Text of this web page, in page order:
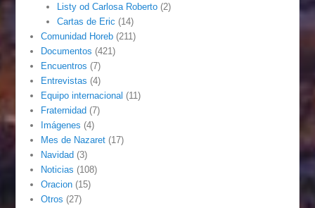
Listy od Carlosa Roberto(2)
Cartas de Eric (14)
Comunidad Horeb (211)
Documentos (421)
Encuentros (7)
Entrevistas (4)
Equipo internacional (11)
Fraternidad (7)
Imágenes (4)
Mes de Nazaret (17)
Navidad (3)
Noticias (108)
Oracion (15)
Otros (27)